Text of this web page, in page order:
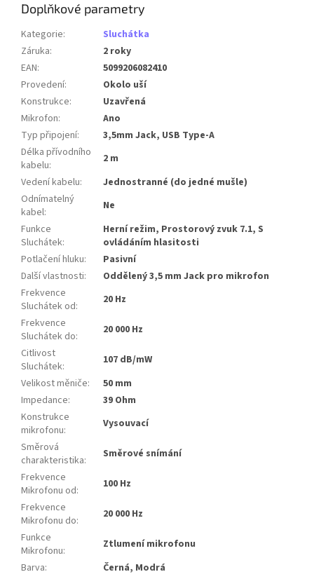
Doplňkové parametry
Kategorie:
Sluchátka
Záruka:
2 roky
EAN:
5099206082410
Provedení:
Okolo uší
Konstrukce:
Uzavřená
Mikrofon:
Ano
Typ připojení:
3,5mm Jack, USB Type-A
Délka přívodního
kabelu:
2 m
Vedení kabelu:
Jednostranné (do jedné mušle)
Odnímatelný
kabel:
Ne
Funkce
Sluchátek:
Herní režim, Prostorový zvuk 7.1, S
ovládáním hlasitosti
Potlačení hluku:
Pasivní
Další vlastnosti:
Oddělený 3,5 mm Jack pro mikrofon
Frekvence
Sluchátek od:
20 Hz
Frekvence
Sluchátek do:
20 000 Hz
Citlivost
Sluchátek:
107 dB/mW
Velikost měniče:
50 mm
Impedance:
39 Ohm
Konstrukce
mikrofonu:
Vysouvací
Směrová
charakteristika:
Směrové snímání
Frekvence
Mikrofonu od:
100 Hz
Frekvence
Mikrofonu do:
20 000 Hz
Funkce
Mikrofonu:
Ztlumení mikrofonu
Barva:
Černá, Modrá